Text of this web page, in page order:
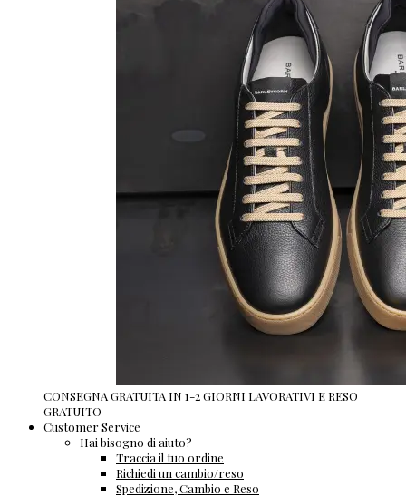
CONSEGNA GRATUITA IN 1-2 GIORNI LAVORATIVI E RESO
GRATUITO
Customer Service
Hai bisogno di aiuto?
Traccia il tuo ordine
Richiedi un cambio/reso
Spedizione, Cambio e Reso